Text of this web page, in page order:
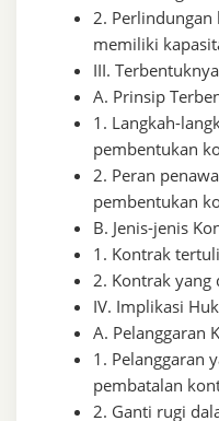
2. Perlindungan
memiliki
III.
A. Prinsip
1. Langkah-
pembentukan
2. Peran
pembentukan
B. Jenis-jenis
1. Kontrak
2. Kontrak
IV. Implikasi
A. Pelanggaran
1. Pelanggaran
pembatalan
2. Ganti rugi